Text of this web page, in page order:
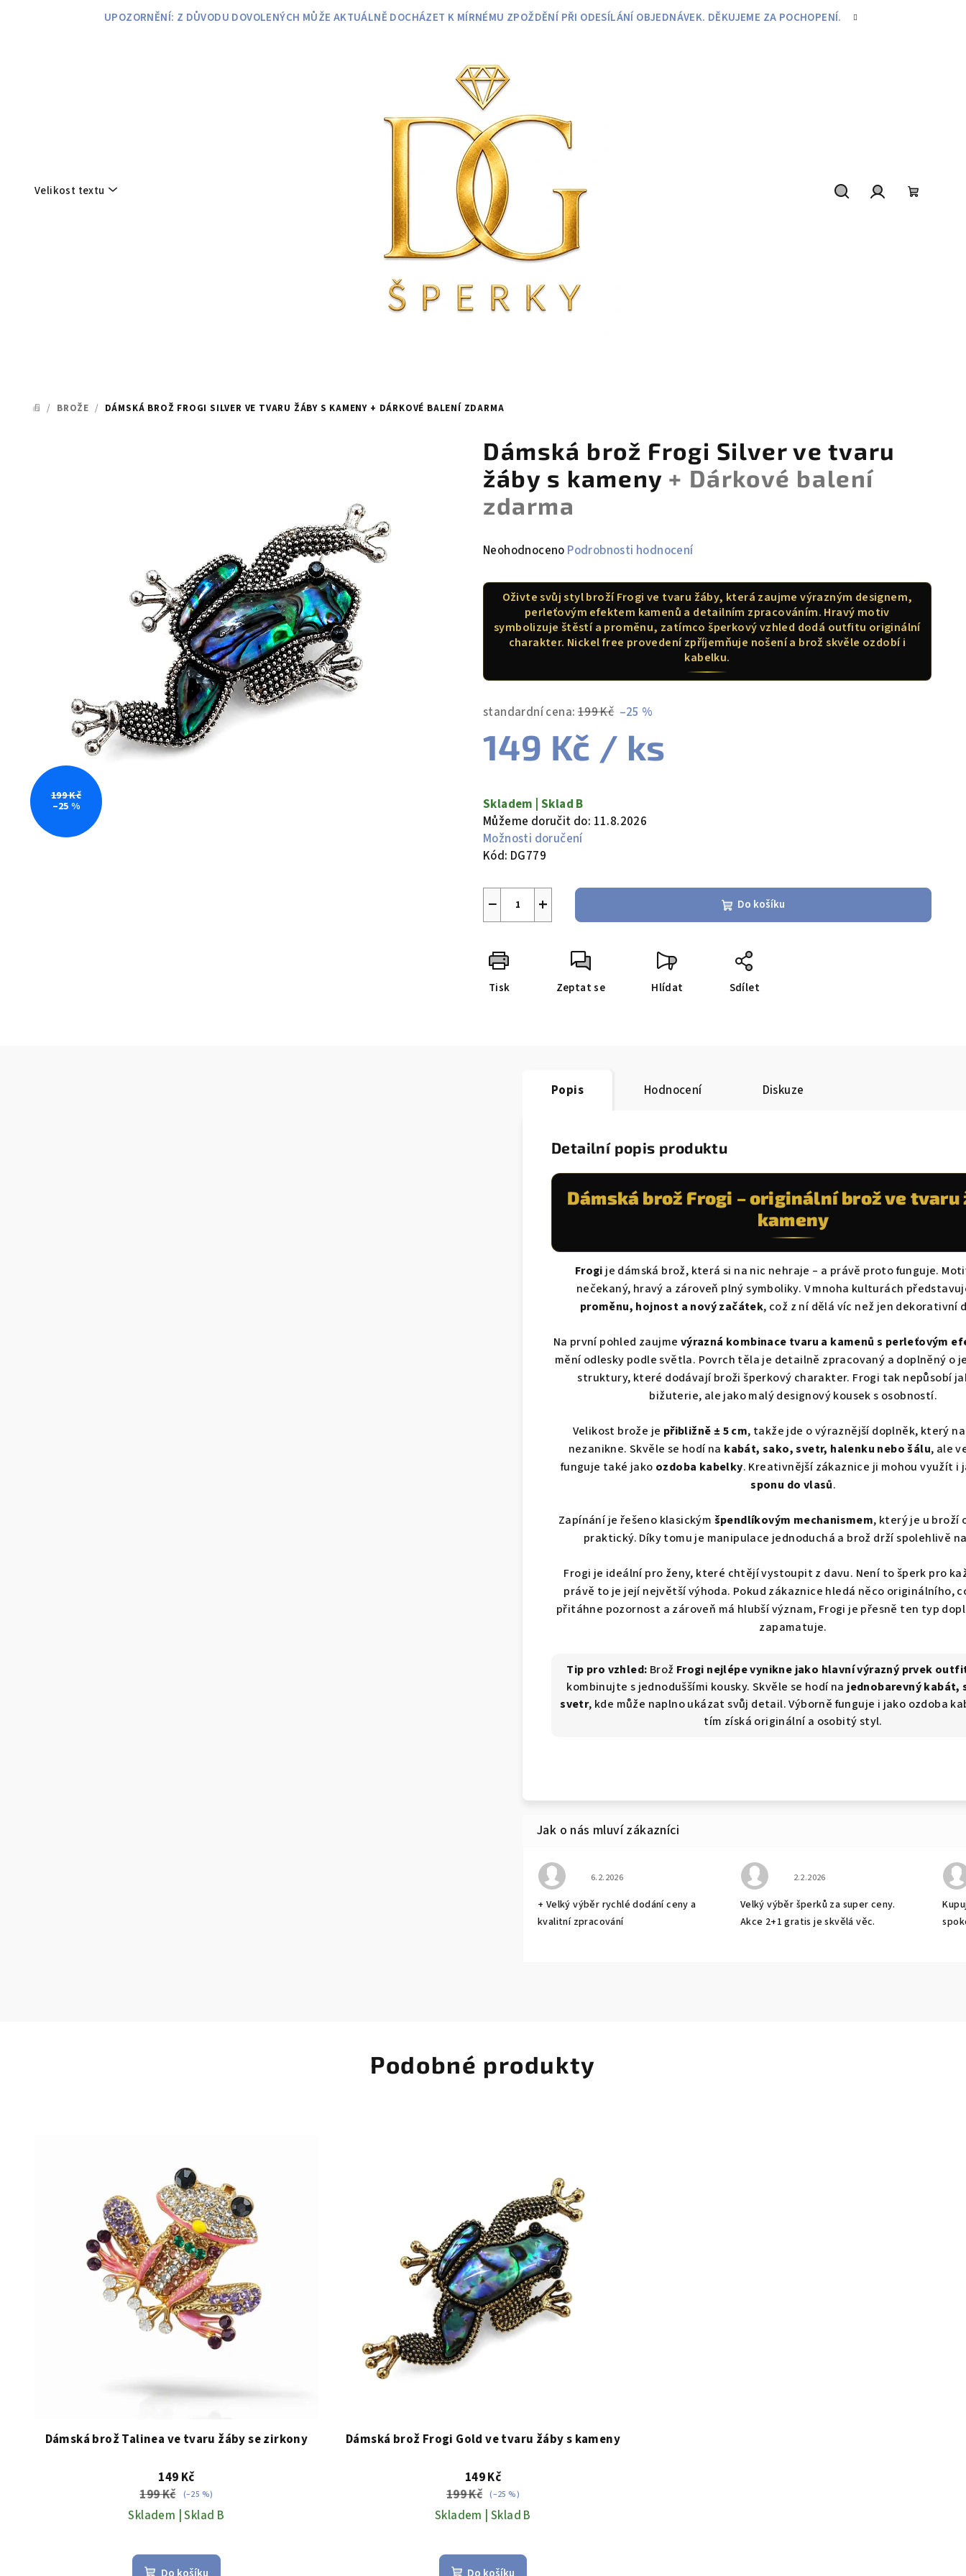
UPOZORNĚNÍ: Z DŮVODU DOVOLENÝCH MŮŽE AKTUÁLNĚ DOCHÁZET K MÍRNÉMU ZPOŽDĚNÍ PŘI ODESÍLÁNÍ OBJEDNÁVEK. DĚKUJEME ZA POCHOPENÍ.
Velikost textu
DOMŮ
/ BROŽE / DÁMSKÁ BROŽ FROGI SILVER VE TVARU ŽÁBY S KAMENY + DÁRKOVÉ BALENÍ ZDARMA
Dámská brož Frogi Silver ve tvaru
žáby s kameny + Dárkové balení
zdarma
Průměrné
produktu
Neohodnoceno Podrobnosti hodnocení
Oživte svůj styl broží Frogi ve tvaru žáby, která zaujme výrazným designem,
perleťovým efektem kamenů a detailním zpracováním. Hravý motiv
symbolizuje štěstí a proměnu, zatímco šperkový vzhled dodá outfitu originální
charakter. Nickel free provedení zpříjemňuje nošení a brož skvěle ozdobí i
kabelku.
standardní cena: 199 Kč –25 %
149 Kč / ks
cena:
Skladem | Sklad B
Můžeme doručit do: 11.8.2026
Možnosti doručení
Kód: DG779
+
− Do košíku
Tisk Zeptat se Hlídat Sdílet
199 Kč
–25 %
Popis Hodnocení Diskuze
Detailní popis produktu
Dámská brož Frogi – originální brož ve tvaru
kameny
Frogi je dámská brož, která si na nic nehraje – a právě proto funguje.
nečekaný, hravý a zároveň plný symboliky. V mnoha kulturách
proměnu, hojnost a nový začátek, což z ní dělá víc než jen dekorativní
Na první pohled zaujme výrazná kombinace tvaru a kamenů s perleťovým
mění odlesky podle světla. Povrch těla je detailně zpracovaný a doplněný o
struktury, které dodávají broži šperkový charakter. Frogi tak nepůsobí
bižuterie, ale jako malý designový kousek s osobností.
Velikost brože je přibližně ± 5 cm, takže jde o výraznější doplněk, který
nezanikne. Skvěle se hodí na kabát, sako, svetr, halenku nebo šálu, ale
funguje také jako ozdoba kabelky. Kreativnější zákaznice ji mohou využít i
sponu do vlasů.
Zapínání je řešeno klasickým špendlíkovým mechanismem, který je u broží
praktický. Díky tomu je manipulace jednoduchá a brož drží spolehlivě
Frogi je ideální pro ženy, které chtějí vystoupit z davu. Není to šperk pro
právě to je její největší výhoda. Pokud zákaznice hledá něco originálního,
přitáhne pozornost a zároveň má hlubší význam, Frogi je přesně ten typ
zapamatuje.
Tip pro vzhled: Brož Frogi nejlépe vynikne jako hlavní výrazný prvek
kombinujte s jednoduššími kousky. Skvěle se hodí na jednobarevný kabát,
svetr, kde může naplno ukázat svůj detail. Výborně funguje i jako ozdoba
tím získá originální a osobitý styl.
Hodnocení obchodu je 5 z 5 hvězdiček.
6.2.2026
+ Velký výběr rychlé dodání ceny a
kvalitní zpracování
Hodnocení obchodu je 5 z 5
2.2.2026
Velký výběr šperků za super ceny.
Akce 2+1 gratis je skvělá věc.
Podobné produkty
Dámská brož Talinea ve tvaru žáby se zirkony
149 Kč
199 Kč
(–25 %)
Skladem | Sklad B
Dámská brož Frogi Gold ve tvaru žáby s kameny
149 Kč
199 Kč (–25 %)
Skladem | Sklad B